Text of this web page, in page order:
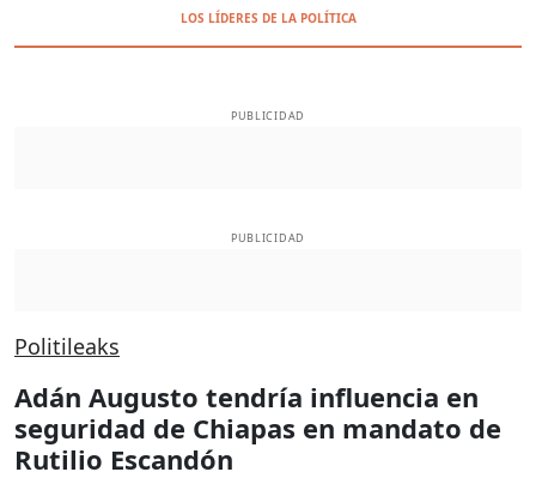
LOS LÍDERES DE LA POLÍTICA
PUBLICIDAD
PUBLICIDAD
Politileaks
Adán Augusto tendría influencia en
seguridad de Chiapas en mandato de
Rutilio Escandón